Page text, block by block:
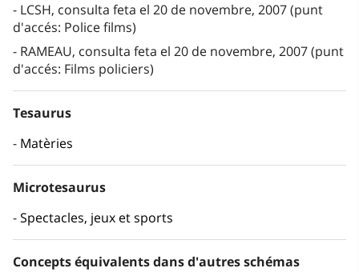
LCSH, consulta feta el 20 de novembre, 2007 (punt
d'accés: Police films)
RAMEAU, consulta feta el 20 de novembre, 2007 (punt
d'accés: Films policiers)
Tesaurus
Matèries
Microtesaurus
Spectacles, jeux et sports
Concepts équivalents dans d'autres schémas